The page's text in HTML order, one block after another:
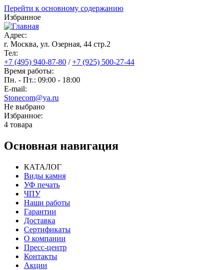
Перейти к основному содержанию
Избранное
Адрес:
г. Москва, ул. Озерная, 44 cтр.2
Тел:
+7 (495) 940-87-80 /+7 (925) 500-27-44
Время работы:
Пн. - Пт.: 09:00 - 18:00
E-mail:
Stonecom@ya.ru
Не выбрано
Избранное:
4 товара
Основная навигация
КАТАЛОГ
Виды камня
УФ печать
ЧПУ
Наши работы
Гарантии
Доставка
Сертификаты
О компании
Пресс-центр
Контакты
Акции